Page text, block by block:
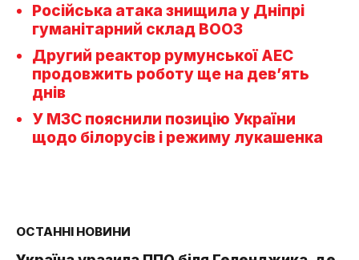
Російська атака знищила у Дніпрі
гуманітарний склад ВООЗ
Другий реактор румунської АЕС
продовжить роботу ще на дев’ять
днів
У МЗС пояснили позицію України
щодо білорусів і режиму лукашенка
ОСТАННІ НОВИНИ